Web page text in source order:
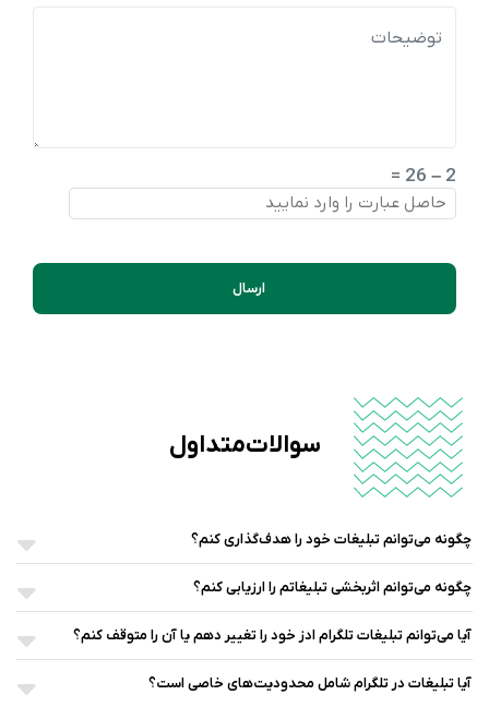
2 – 26 =
ارسال
سوالات متداول
چگونه می‌توانم تبلیغات خود را هدف‌گذاری کنم؟
چگونه می‌توانم اثربخشی تبلیغاتم را ارزیابی کنم؟
آیا می‌توانم تبلیغات تلگرام ادز خود را تغییر دهم یا آن را متوقف کنم؟
آیا تبلیغات در تلگرام شامل محدودیت‌های خاصی است؟